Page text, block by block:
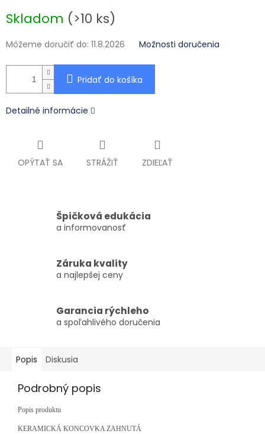
Skladom (>10 ks)
Môžeme doručiť do: 11.8.2026 Možnosti doručenia
Pridať do košíka
Detailné informácie
OPÝTAŤ SA STRÁŽIŤ ZDIEĽAŤ
Špičková edukácia
a informovanosť
Záruka kvality
a najlepšej ceny
Garancia rýchleho
a spoľahlivého doručenia
Popis Diskusia
Podrobný popis
Popis produktu
KERAMICKÁ KONCOVKA ZAHNUTÁ